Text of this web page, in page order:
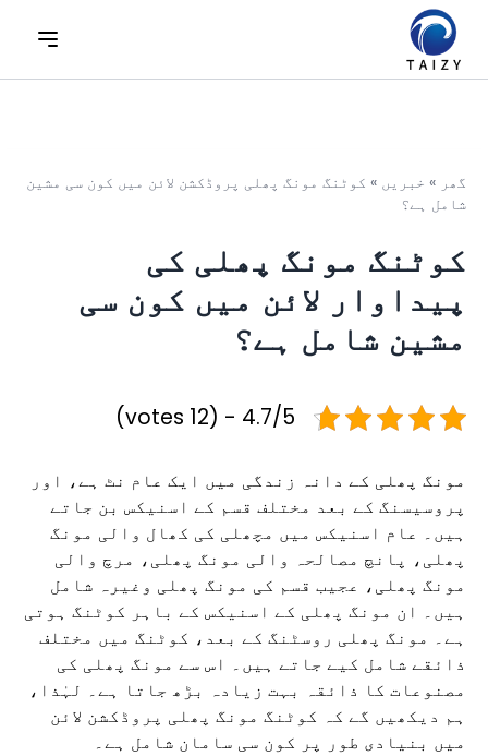
گھر » خبریں » کوٹنگ مونگ پھلی پروڈکشن لائن میں کون سی مشین
شامل ہے؟
کوٹنگ مونگ پھلی کی
پیداوار لائن میں کون سی
مشین شامل ہے؟
4.7/5 - (12 votes)
مونگ پھلی کے دانہ زندگی میں ایک عام نٹ ہے، اور
پروسیسنگ کے بعد مختلف قسم کے اسنیکس بن جاتے
ہیں۔ عام اسنیکس میں مچھلی کی کھال والی مونگ
پھلی، پانچ مصالحہ والی مونگ پھلی، مرچ والی
مونگ پھلی، عجیب قسم کی مونگ پھلی وغیرہ شامل
ہیں۔ ان مونگ پھلی کے اسنیکس کے باہر کوٹنگ ہوتی
ہے۔ مونگ پھلی روسٹنگ کے بعد، کوٹنگ میں مختلف
ذائقے شامل کیے جاتے ہیں۔ اس سے مونگ پھلی کی
مصنوعات کا ذائقہ بہت زیادہ بڑھ جاتا ہے۔ لہٰذا،
ہم دیکھیں گے کہ کوٹنگ مونگ پھلی پروڈکشن لائن
میں بنیادی طور پر کون سی سامان شامل ہے۔